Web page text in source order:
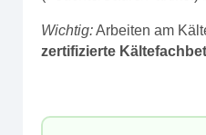
Wichtig:Arbeiten am
zertifizierte